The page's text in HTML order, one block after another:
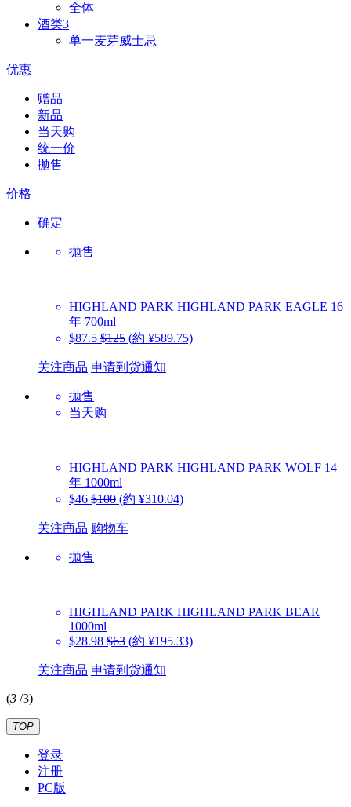
全体
酒类3
单一麦芽威士忌
优惠
赠品
新品
当天购
统一价
拋售
价格
确定
抛售
HIGHLAND PARK HIGHLAND PARK EAGLE 16
年 700ml
$87.5 $125 (約 ¥589.75)
关注商品 申请到货通知
抛售
当天购
HIGHLAND PARK HIGHLAND PARK WOLF 14
年 1000ml
$46 $100 (約 ¥310.04)
关注商品 购物车
抛售
HIGHLAND PARK HIGHLAND PARK BEAR
1000ml
$28.98 $63 (約 ¥195.33)
关注商品 申请到货通知
(3 /3)
TOP
登录
注册
PC版